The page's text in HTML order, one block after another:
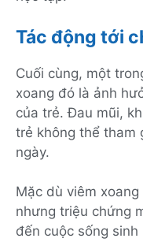
Tác động tới
Cuối cùng, một
xoang đó là ảnh
của trẻ. Đau mũi,
trẻ không thể tham
ngày.
Mặc dù viêm
nhưng triệu chứng
đến cuộc sống